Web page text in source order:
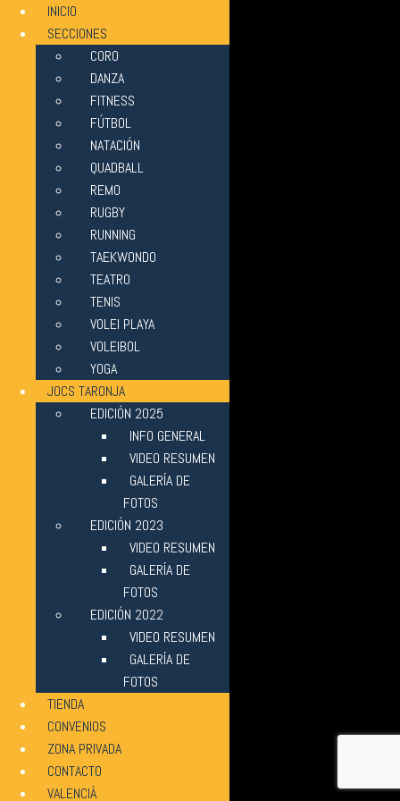
INICIO
SECCIONES
CORO
DANZA
FITNESS
FÚTBOL
NATACIÓN
QUADBALL
REMO
RUGBY
RUNNING
TAEKWONDO
TEATRO
TENIS
VOLEI PLAYA
VOLEIBOL
YOGA
JOCS TARONJA
EDICIÓN 2025
INFO GENERAL
VIDEO RESUMEN
GALERÍA DE
FOTOS
EDICIÓN 2023
VIDEO RESUMEN
GALERÍA DE
FOTOS
EDICIÓN 2022
VIDEO RESUMEN
GALERÍA DE
FOTOS
TIENDA
CONVENIOS
ZONA PRIVADA
CONTACTO
VALENCIÀ